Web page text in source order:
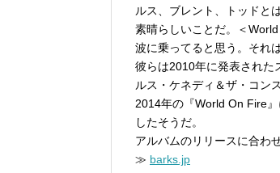
ルス、ブレント、トッドと
素晴らしいことだ。＜
波に乗ってると思う。それ
彼らは2010年に発表された
ルス・ケネディ＆ザ・コン
2014年の『World On Fire
したそうだ。
アルバムのリリースに合わ
≫ barks.jp